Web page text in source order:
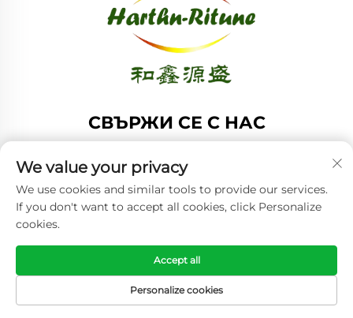
СВЪРЖИ СЕ С НАС
район, Циндао, Шандонг, Китай
Тел:+86-53285879528
Имейл:
Корпорейшън, Лтд. -Политика за поверителност
We value your privacy
We use cookies and similar tools to provide our services.
If you don't want to accept all cookies, click Personalize
cookies.
Personalize cookies
Accept all